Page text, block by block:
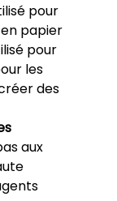
pour
papier
pour
les
des
aux